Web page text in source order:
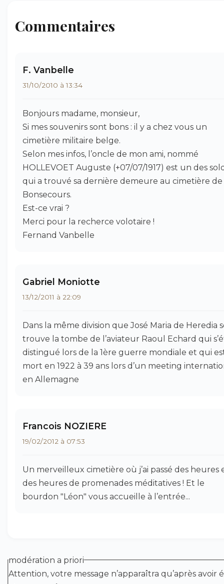
Commentaires
F. Vanbelle
31/10/2010 à 13:34
Bonjours madame, monsieur,
Si mes souvenirs sont bons : il y a chez vous un
cimetière militaire belge.
Selon mes infos, l’oncle de mon ami, nommé
HOLLEVOET Auguste (+07/07/1917) est un des
qui a trouvé sa dernière demeure au cimetière de
Bonsecours.
Est-ce vrai ?
Merci pour la recherce volotaire !
Fernand Vanbelle
Gabriel Moniotte
13/12/2011 à 22:09
Dans la même division que José Maria de Heredia
trouve la tombe de l’aviateur Raoul Echard qui
distingué lors de la 1ère guerre mondiale et qui
mort en 1922 à 39 ans lors d’un meeting
en Allemagne
Francois NOZIERE
19/02/2012 à 07:53
Un merveilleux cimetière où j’ai passé des heures
des heures de promenades méditatives ! Et le
bourdon "Léon" vous accueille à l’entrée...
modération a priori
Attention, votre message n’apparaîtra qu’après avoir